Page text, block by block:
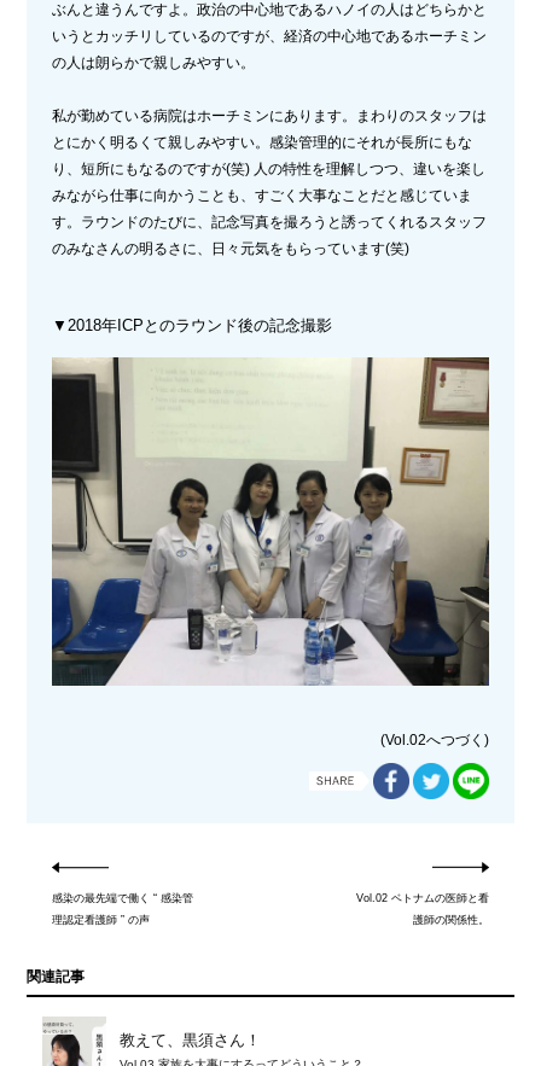
ぶんと違うんですよ。政治の中心地であるハノイの人はどちらかと
いうとカッチリしているのですが、経済の中心地であるホーチミン
の人は朗らかで親しみやすい。
私が勤めている病院はホーチミンにあります。まわりのスタッフは
とにかく明るくて親しみやすい。感染管理的にそれが長所にもな
り、短所にもなるのですが(笑) 人の特性を理解しつつ、違いを楽し
みながら仕事に向かうことも、すごく大事なことだと感じていま
す。ラウンドのたびに、記念写真を撮ろうと誘ってくれるスタッフ
のみなさんの明るさに、日々元気をもらっています(笑)
▼2018年ICPとのラウンド後の記念撮影
(Vol.02へつづく)
感染の最先端で働く “ 感染管
理認定看護師 ” の声
Vol.02 ベトナムの医師と看
護師の関係性。
関連記事
教えて、黒須さん！